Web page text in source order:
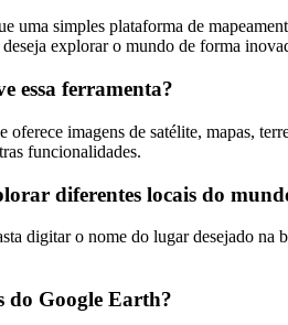
uma simples plataforma de
explorar o mundo de forma
essa ferramenta?
imagens de satélite, mapas,
funcionalidades.
diferentes locais do
digitar o nome do lugar desejado
do Google Earth?